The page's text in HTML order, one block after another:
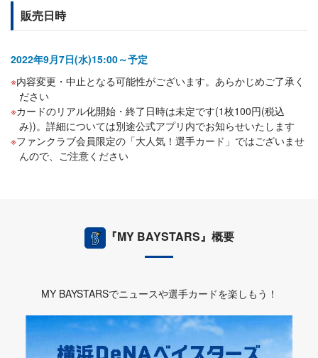
販売日時
2022年9月7日(水)15:00～予定
内容変更・中止となる可能性がございます。あらかじめご了承く
ださい
カードのリアル化開始・終了日時は未定です(1枚100円(税込
み))。詳細については別途公式アプリ内でお知らせいたします
ファンクラブ会員限定の「大人気！選手カード」ではございませ
んので、ご注意ください
『MY BAYSTARS』概要
MY BAYSTARSでニュースや選手カードを楽しもう！